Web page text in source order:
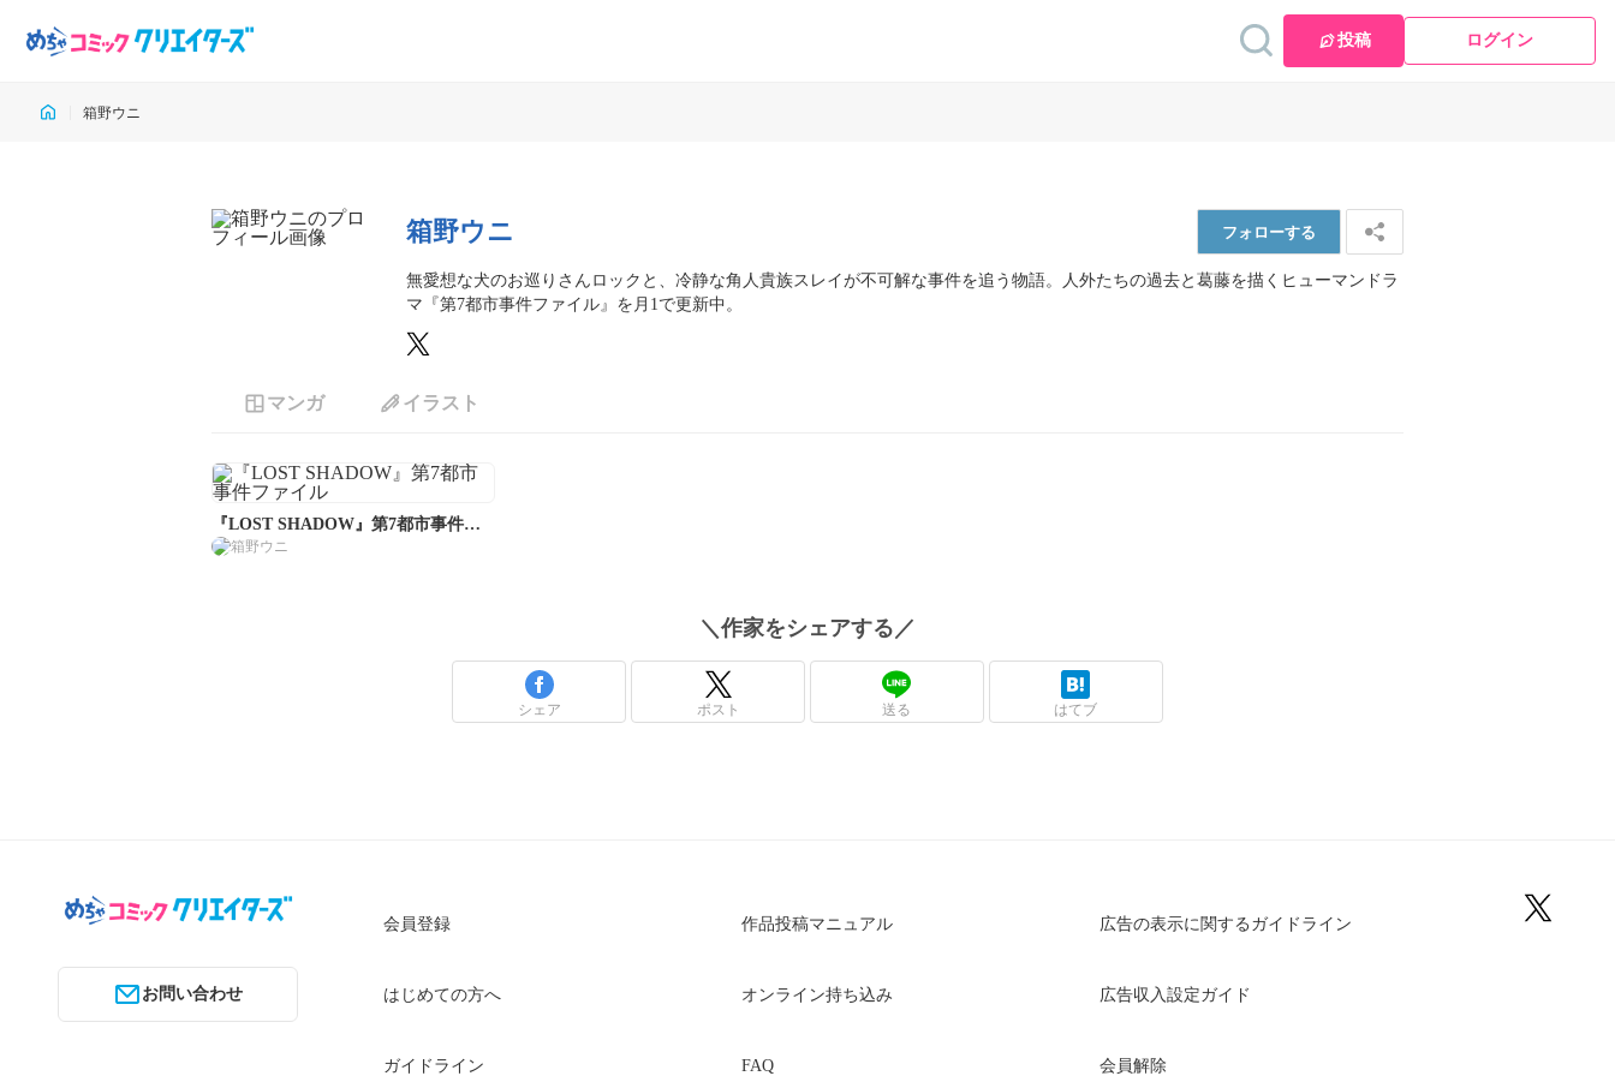
投稿 ログイン
箱野ウニ
箱野ウニ フォローする
無愛想な犬のお巡りさんロックと、冷静な角人貴族スレイが不可解な事件を追う物語。人外たちの過去と葛藤を描くヒューマンドラ
マ『第7都市事件ファイル』を月1で更新中。
マンガ イラスト
『LOST SHADOW』第7都市事件フ
ァイル
箱野ウニ
＼作家をシェアする／
シェア ポスト 送る はてブ
会員登録 作品投稿マニュアル 広告の表示に関するガイドライン
はじめての方へ オンライン持ち込み 広告収入設定ガイド
ガイドライン FAQ 会員解除
お問い合わせ